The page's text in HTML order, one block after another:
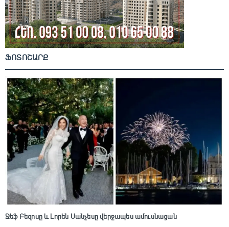
ՖՈՏՈՇԱՐՔ
Ջեֆ Բեզոսը և Լորեն Սանչեսը վերջապես ամուսնացան